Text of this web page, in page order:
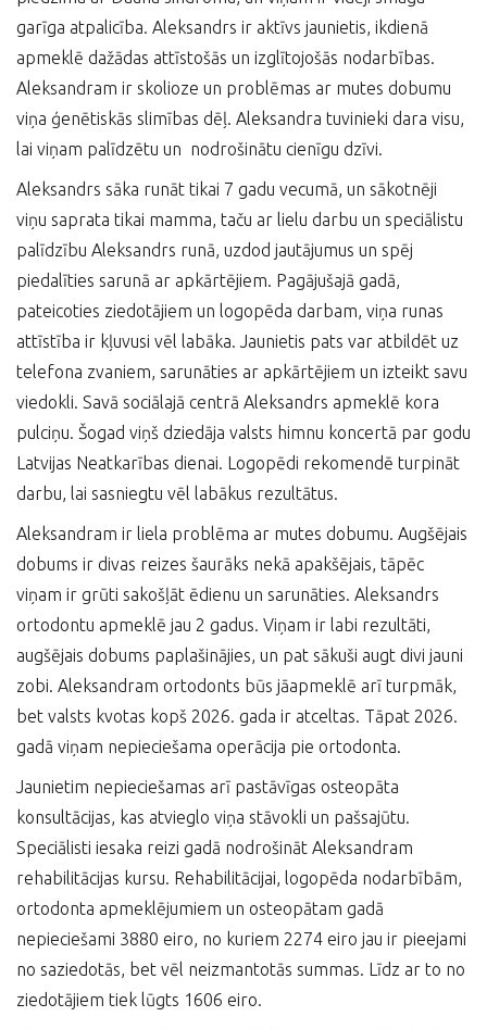
garīga atpalicība. Aleksandrs ir aktīvs jaunietis, ikdienā
apmeklē dažādas attīstošās un izglītojošās nodarbības.
Aleksandram ir skolioze un problēmas ar mutes dobumu
viņa ģenētiskās slimības dēļ. Aleksandra tuvinieki dara visu,
lai viņam palīdzētu un nodrošinātu cienīgu dzīvi.
Aleksandrs sāka runāt tikai 7 gadu vecumā, un sākotnēji
viņu saprata tikai mamma, taču ar lielu darbu un speciālistu
palīdzību Aleksandrs runā, uzdod jautājumus un spēj
piedalīties sarunā ar apkārtējiem. Pagājušajā gadā,
pateicoties ziedotājiem un logopēda darbam, viņa runas
attīstība ir kļuvusi vēl labāka. Jaunietis pats var atbildēt uz
telefona zvaniem, sarunāties ar apkārtējiem un izteikt savu
viedokli. Savā sociālajā centrā Aleksandrs apmeklē kora
pulciņu. Šogad viņš dziedāja valsts himnu koncertā par godu
Latvijas Neatkarības dienai. Logopēdi rekomendē turpināt
darbu, lai sasniegtu vēl labākus rezultātus.
Aleksandram ir liela problēma ar mutes dobumu. Augšējais
dobums ir divas reizes šaurāks nekā apakšējais, tāpēc
viņam ir grūti sakošļāt ēdienu un sarunāties. Aleksandrs
ortodontu apmeklē jau 2 gadus. Viņam ir labi rezultāti,
augšējais dobums paplašinājies, un pat sākuši augt divi jauni
zobi. Aleksandram ortodonts būs jāapmeklē arī turpmāk,
bet valsts kvotas kopš 2026. gada ir atceltas. Tāpat 2026.
gadā viņam nepieciešama operācija pie ortodonta.
Jaunietim nepieciešamas arī pastāvīgas osteopāta
konsultācijas, kas atvieglo viņa stāvokli un pašsajūtu.
Speciālisti iesaka reizi gadā nodrošināt Aleksandram
rehabilitācijas kursu. Rehabilitācijai, logopēda nodarbībām,
ortodonta apmeklējumiem un osteopātam gadā
nepieciešami 3880 eiro, no kuriem 2274 eiro jau ir pieejami
no saziedotās, bet vēl neizmantotās summas. Līdz ar to no
ziedotājiem tiek lūgts 1606 eiro.